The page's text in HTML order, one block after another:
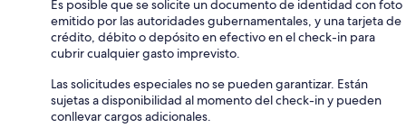
Es posible que se solicite un documento de identidad con foto
emitido por las autoridades gubernamentales, y una tarjeta de
crédito, débito o depósito en efectivo en el check-in para
cubrir cualquier gasto imprevisto.
Las solicitudes especiales no se pueden garantizar. Están
sujetas a disponibilidad al momento del check-in y pueden
conllevar cargos adicionales.